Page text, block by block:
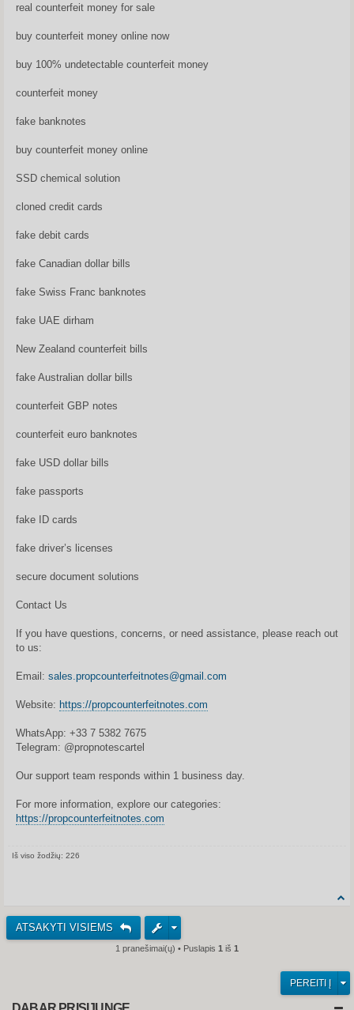
real counterfeit money for sale
buy counterfeit money online now
buy 100% undetectable counterfeit money
counterfeit money
fake banknotes
buy counterfeit money online
SSD chemical solution
cloned credit cards
fake debit cards
fake Canadian dollar bills
fake Swiss Franc banknotes
fake UAE dirham
New Zealand counterfeit bills
fake Australian dollar bills
counterfeit GBP notes
counterfeit euro banknotes
fake USD dollar bills
fake passports
fake ID cards
fake driver’s licenses
secure document solutions
Contact Us
If you have questions, concerns, or need assistance, please reach out
to us:
Email: sales.propcounterfeitnotes@gmail.com
Website: https://propcounterfeitnotes.com
WhatsApp: +33 7 5382 7675
Telegram: @propnotescartel
Our support team responds within 1 business day.
For more information, explore our categories:
https://propcounterfeitnotes.com
Iš viso žodžių: 226
ATSAKYTI VISIEMS
1 pranešimai(ų) • Puslapis 1 iš 1
PEREITI Į